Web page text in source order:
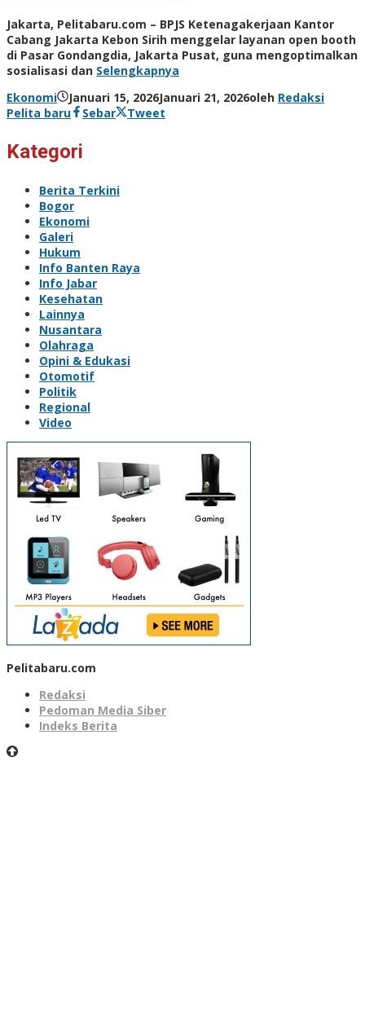
Jakarta, Pelitabaru.com – BPJS Ketenagakerjaan Kantor
Cabang Jakarta Kebon Sirih menggelar layanan open booth
di Pasar Gondangdia, Jakarta Pusat, guna mengoptimalkan
sosialisasi dan Selengkapnya
Ekonomi
Januari 15, 2026Januari 21, 2026oleh Redaksi
Pelita baru
Sebar Tweet
Kategori
Berita Terkini
Bogor
Ekonomi
Galeri
Hukum
Info Banten Raya
Info Jabar
Kesehatan
Lainnya
Nusantara
Olahraga
Opini & Edukasi
Otomotif
Politik
Regional
Video
Pelitabaru.com
Redaksi
Pedoman Media Siber
Indeks Berita